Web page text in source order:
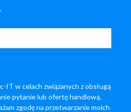
IT w celach związanych z obsługą
pytanie lub ofertę handlową.
zgodę na przetwarzanie moich